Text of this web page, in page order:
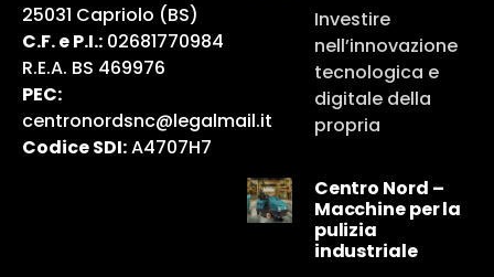
25031 Capriolo (BS)
C.F. e P.I.: 02681770984
R.E.A. BS 469976
PEC:
centronordsnc@legalmail.it
Codice SDI:A4707H7
Investire
nell’innovazione
tecnologica e
digitale della
propria
Centro Nord –
Macchine per la
pulizia
industriale